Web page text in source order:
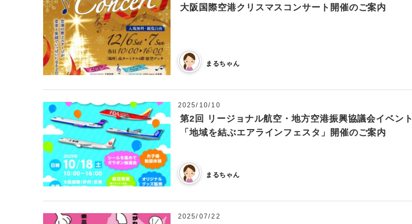
大阪国際空港クリスマスコンサート開催のご案内
まるちゃん
2025/10/10
第2回 リージョナル航空・地方空港振興協議会イベント
「地域を結ぶエアラインフェスタ」開催のご案内
まるちゃん
2025/07/22